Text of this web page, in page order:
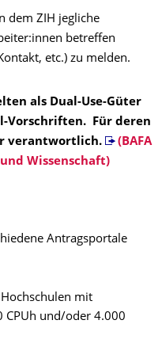
dem ZIH jegliche
betreffen
etc.) zu melden.
als Dual-Use-Güter
Vorschriften. Für deren
verantwortlich.
(BAFA
Wissenschaft)
Antragsportale
Hochschulen mit
CPUh und/oder 4.000